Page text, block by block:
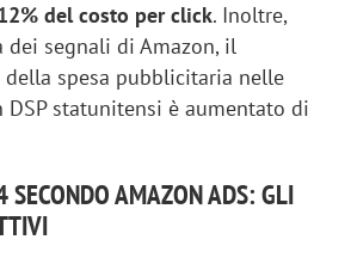
del costo per click. Inoltre,
dei segnali di Amazon, il
spesa pubblicitaria nelle
DSP statunitensi è aumentato di
AMAZON ADS: GLI